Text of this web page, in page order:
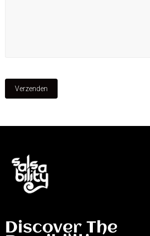
Discover The